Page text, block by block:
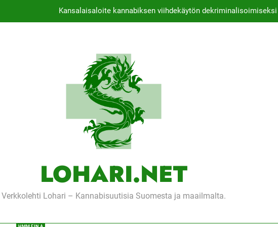
Kansalaisaloite kannabiksen viihdekäytön
Kansalaisaloite kannabiksen viihdekäytön dekriminalisoimiseksi
Thaimaassa lakiehdotus sallisi
LOHARI.NET
Verkkolehti Lohari – Kannabisuutisia Suomesta ja maailmalta.